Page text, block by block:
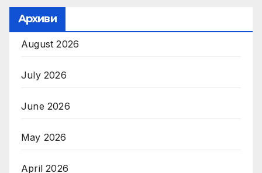
Архиви
August 2026
July 2026
June 2026
May 2026
April 2026